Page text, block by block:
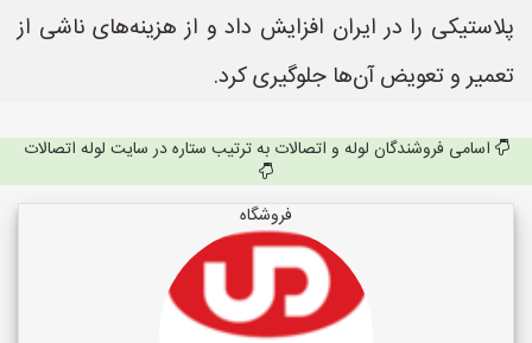
پلاستیکی را در ایران افزایش داد و از هزینه‌های ناشی از
تعمیر و تعویض آن‌ها جلوگیری کرد.
اسامی فروشندگان لوله و اتصالات به ترتیب ستاره در سایت لوله اتصالات
فروشگاه